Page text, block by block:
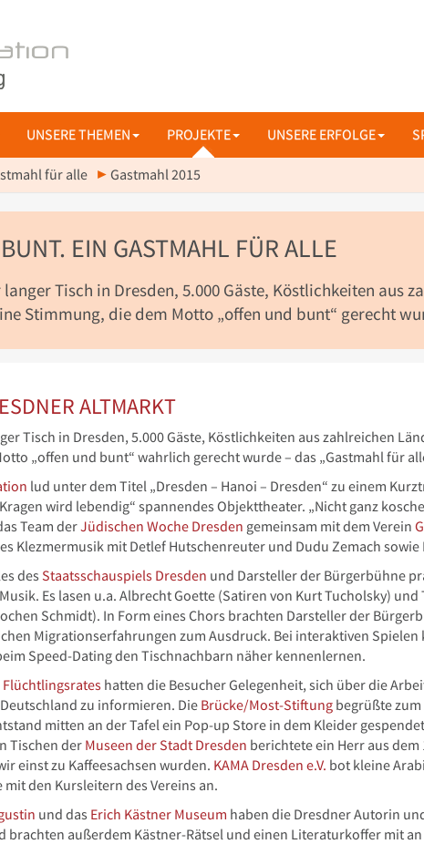
UNSERE THEMEN PROJEKTE UNSERE ERFOLGE
für alle Gastmahl 2015
EIN GASTMAHL FÜR ALLE
langer Tisch in Dresden, 5.000 Gäste, Köstlichkeiten aus
Stimmung, die dem Motto „offen und bunt“ gerecht
ALTMARKT
Tisch in Dresden, 5.000 Gäste, Köstlichkeiten aus zahlreichen
„offen und bunt“ wahrlich gerecht wurde – das „Gastmahl für
lud unter dem Titel „Dresden – Hanoi – Dresden“ zu einem
wird lebendig“ spannendes Objekttheater. „Nicht ganz
Team derJüdischen Woche Dresden gemeinsam mit dem Verein
Klezmermusik mit Detlef Hutschenreuter und Dudu Zemach
des Staatsschauspiels Dresden und Darsteller der Bürgerbühne
Es lasen u.a. Albrecht Goette (Satiren von Kurt Tucholsky)
Schmidt). In Form eines Chors brachten Darsteller der
Migrationserfahrungen zum Ausdruck. Bei interaktiven Spielen
Speed-Dating den Tischnachbarn näher kennenlernen.
Flüchtlingsrates hatten die Besucher Gelegenheit, sich über die
zu informieren. Die Brücke/Most-Stiftung begrüßte
mitten an der Tafel ein Pop-up Store in dem Kleider
Tischen der Museen der Stadt Dresden berichtete ein Herr aus
einst zu Kaffeesachsen wurden. KAMA Dresden e.V. bot kleine
den Kursleitern des Vereins an.
und das Erich Kästner Museum haben die Dresdner Autorin
brachten außerdem Kästner-Rätsel und einen Literaturkoffer mit